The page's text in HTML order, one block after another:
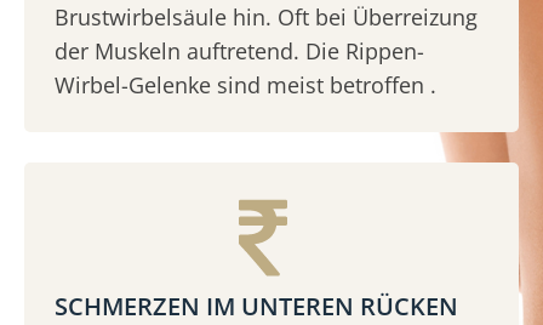
Brustwirbelsäule hin. Oft bei Überreizung
der Muskeln auftretend. Die Rippen-
Wirbel-Gelenke sind meist betroffen .
SCHMERZEN IM UNTEREN RÜCKEN